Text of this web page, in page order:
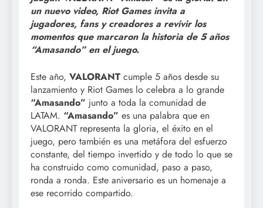
un nuevo video, Riot Games invita a
jugadores, fans y creadores a revivir los
momentos que marcaron la historia de 5 años
“Amasando” en el juego.
Este año, VALORANT cumple 5 años desde su
lanzamiento y Riot Games lo celebra a lo grande
“Amasando” junto a toda la comunidad de
LATAM. “Amasando” es una palabra que en
VALORANT representa la gloria, el éxito en el
juego, pero también es una metáfora del esfuerzo
constante, del tiempo invertido y de todo lo que se
ha construido como comunidad, paso a paso,
ronda a ronda. Este aniversario es un homenaje a
ese recorrido compartido.